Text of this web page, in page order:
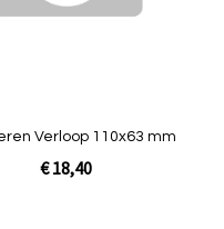
Verloop 110x63 mm
€ 18,40